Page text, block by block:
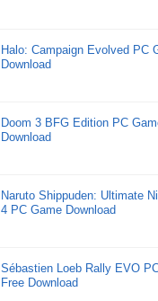
Halo: Campaign Evolved PC
Download
Doom 3 BFG Edition PC
Download
Naruto Shippuden: Ultimate
4 PC Game Download
Sébastien Loeb Rally EVO
Free Download